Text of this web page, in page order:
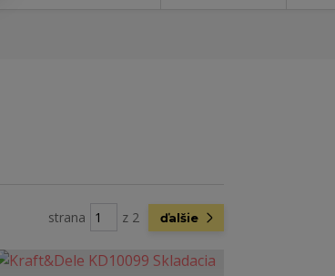
strana z 2 ďalšie